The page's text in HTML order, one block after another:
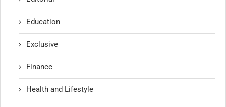
Education
Exclusive
Finance
Health and Lifestyle